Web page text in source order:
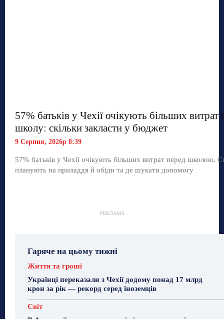
57% батьків у Чехії очікують більших витрат
школу: скільки закласти у бюджет
9 Серпня, 2026р 8:39
57% батьків у Чехії очікують більших витрат перед школою.
планують на приладдя й обіди та де шукати допомогу
РЕКЛАМА
Гаряче на цьому тижні
Життя та гроші
Українці переказали з Чехії додому понад 17 млрд
крон за рік — рекорд серед іноземців
Світ